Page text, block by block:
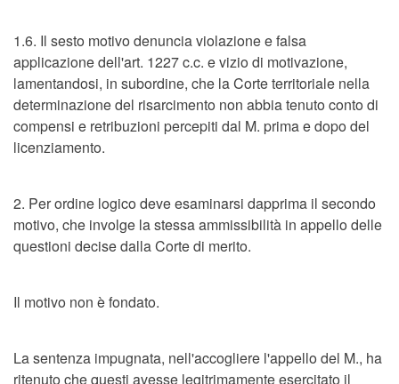
1.6. Il sesto motivo denuncia violazione e falsa
applicazione dell'art. 1227 c.c. e vizio di motivazione,
lamentandosi, in subordine, che la Corte territoriale nella
determinazione del risarcimento non abbia tenuto conto di
compensi e retribuzioni percepiti dal M. prima e dopo del
licenziamento.
2. Per ordine logico deve esaminarsi dapprima il secondo
motivo, che involge la stessa ammissibilità in appello delle
questioni decise dalla Corte di merito.
Il motivo non è fondato.
La sentenza impugnata, nell'accogliere l'appello del M., ha
ritenuto che questi avesse legitrimamente esercitato il